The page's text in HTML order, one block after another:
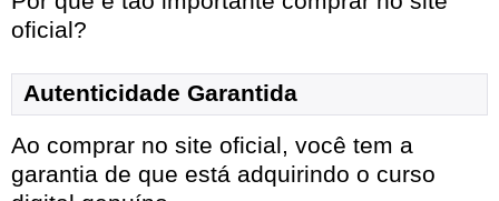
oficial?
Autenticidade Garantida
Ao comprar no site oficial, você tem a
garantia de que está adquirindo o curso